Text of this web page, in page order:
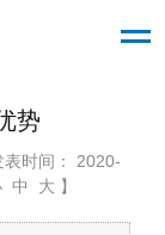
势
表时间： 2020-
中 大 】